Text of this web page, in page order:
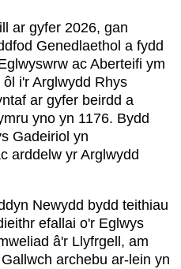
ar gyfer 2026, gan
Genedlaethol a fydd
ac Aberteifi ym
i'r Arglwydd Rhys
ar gyfer beirdd a
yno yn 1176. Bydd
Gadeiriol yn
arddelw yr Arglwydd
Newydd bydd teithiau
efallai o'r Eglwys
â'r Llyfrgell, am
archebu ar-lein yn